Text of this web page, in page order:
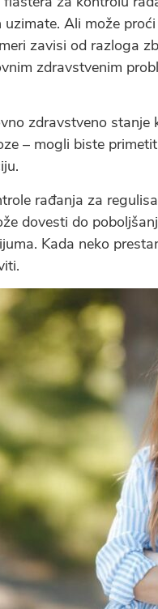
Ali može
zavisi od razloga
zdravstvenim
zdravstveno
– mogli biste
rađanja za
dovesti do
Kada neko